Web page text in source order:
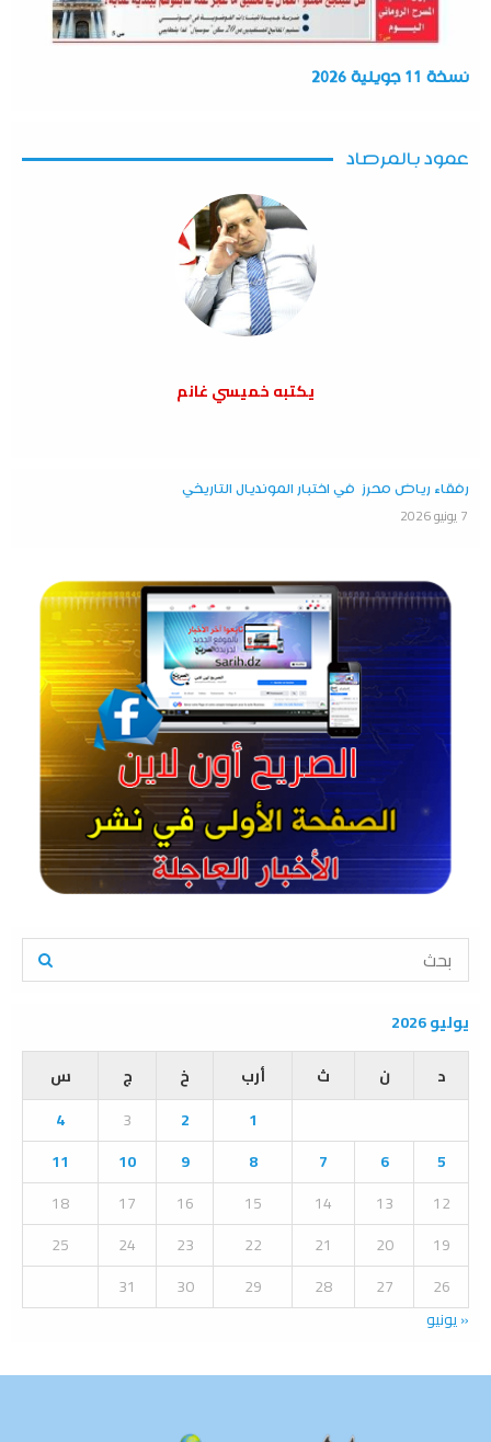
نسخة 11 جويلية 2026
عمود بالمرصاد
يكتبه خميسي غانم
رفقاء رياض محرز في اختبار المونديال التاريخي
7 يونيو 2026
S
r
c
o
E
A
R
C
H
يوليو 2026
د
ن ث أرب خ ج
س
1
2
3
4
5
6
7
8
9
10
11
12
13
14
15
16
17
18
19
20
21
22
23
24
25
26
27
28
29
30
31
« يونيو